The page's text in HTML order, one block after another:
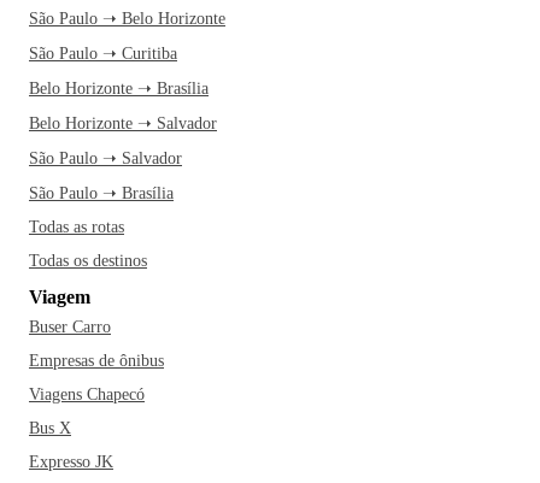
São Paulo ➝ Belo Horizonte
São Paulo ➝ Curitiba
Belo Horizonte ➝ Brasília
Belo Horizonte ➝ Salvador
São Paulo ➝ Salvador
São Paulo ➝ Brasília
Todas as rotas
Todas os destinos
Viagem
Buser Carro
Empresas de ônibus
Viagens Chapecó
Bus X
Expresso JK